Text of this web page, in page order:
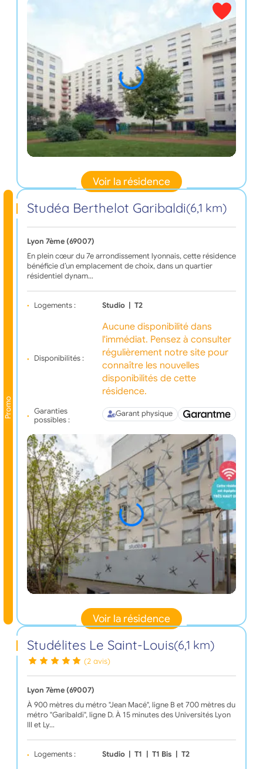
Voir la résidence
Promo
Studéa Berthelot Garibaldi(6,1 km)
Lyon 7ème (69007)
En plein cœur du 7e arrondissement lyonnais, cette résidence
bénéficie d’un emplacement de choix, dans un quartier
résidentiel dynam…
Logements : Studio | T2
Disponibilités :
Aucune disponibilité dans
l'immédiat. Pensez à consulter
régulièrement notre site pour
connaître les nouvelles
disponibilités de cette
résidence.
Garanties
possibles :
Garant physique
Voir la résidence
Studélites Le Saint-Louis(6,1 km)
(2 avis)
Lyon 7ème (69007)
À 900 mètres du métro "Jean Macé", ligne B et 700 mètres du
métro "Garibaldi", ligne D. À 15 minutes des Universités Lyon
III et Ly…
Logements : Studio T1 T1 Bis T2